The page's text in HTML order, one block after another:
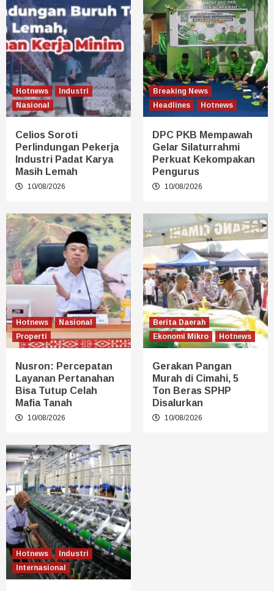
Hotnews
Industri
Nasional
Celios Soroti
Perlindungan Pekerja
Industri Padat Karya
Masih Lemah
10/08/2026
Breaking News
Headlines
Hotnews
DPC PKB Mempawah
Gelar Silaturrahmi
Perkuat Kekompakan
Pengurus
10/08/2026
Hotnews
Nasional
Properti
Nusron: Percepatan
Layanan Pertanahan
Bisa Tutup Celah
Mafia Tanah
10/08/2026
Berita Daerah
Ekonomi Mikro
Hotnews
Gerakan Pangan
Murah di Cimahi, 5
Ton Beras SPHP
Disalurkan
10/08/2026
Hotnews
Industri
Internasional